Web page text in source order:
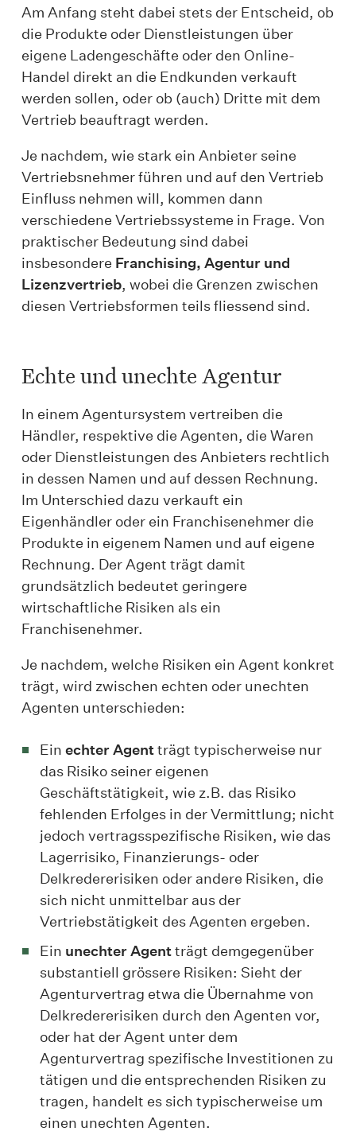
Am Anfang steht dabei stets der Entscheid, ob
die Produkte oder Dienstleistungen über
eigene Ladengeschäfte oder den Online-
Handel direkt an die Endkunden verkauft
werden sollen, oder ob (auch) Dritte mit dem
Vertrieb beauftragt werden.
Je nachdem, wie stark ein Anbieter seine
Vertriebsnehmer führen und auf den Vertrieb
Einfluss nehmen will, kommen dann
verschiedene Vertriebssysteme in Frage. Von
praktischer Bedeutung sind dabei
insbesondere Franchising, Agentur und
Lizenzvertrieb, wobei die Grenzen zwischen
diesen Vertriebsformen teils fliessend sind.
Echte und unechte Agentur
In einem Agentursystem vertreiben die
Händler, respektive die Agenten, die Waren
oder Dienstleistungen des Anbieters rechtlich
in dessen Namen und auf dessen Rechnung.
Im Unterschied dazu verkauft ein
Eigenhändler oder ein Franchisenehmer die
Produkte in eigenem Namen und auf eigene
Rechnung. Der Agent trägt damit
grundsätzlich bedeutet geringere
wirtschaftliche Risiken als ein
Franchisenehmer.
Je nachdem, welche Risiken ein Agent konkret
trägt, wird zwischen echten oder unechten
Agenten unterschieden:
Ein echter Agentträgt typischerweise nur
das Risiko seiner eigenen
Geschäftstätigkeit, wie z.B. das Risiko
fehlenden Erfolges in der Vermittlung; nicht
jedoch vertragsspezifische Risiken, wie das
Lagerrisiko, Finanzierungs- oder
Delkredererisiken oder andere Risiken, die
sich nicht unmittelbar aus der
Vertriebstätigkeit des Agenten ergeben.
Ein unechter Agentträgt demgegenüber
substantiell grössere Risiken: Sieht der
Agenturvertrag etwa die Übernahme von
Delkredererisiken durch den Agenten vor,
oder hat der Agent unter dem
Agenturvertrag spezifische Investitionen zu
tätigen und die entsprechenden Risiken zu
tragen, handelt es sich typischerweise um
einen unechten Agenten.